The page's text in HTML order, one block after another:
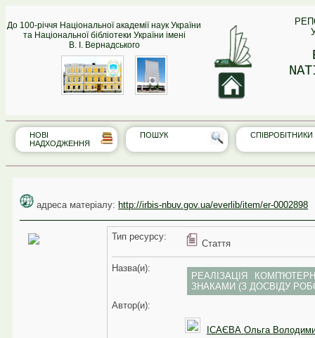
До 100-річчя Національної академії наук України
та Національної бібліотеки України імені
В. І. Вернадського
НОВІ
НАДХОДЖЕННЯ
ПОШУК СПІВРО‎БІТНИКИ
адреса матеріалу: http://irbis-nbuv.gov.ua/everlib/item/er-0002898
Тип реcурсу:
Стаття
Назва(и):
РЕАЛІЗАЦІЯ
ЗНАКАМИ (З ДОСВІДУ
Автор(и):
ІСАЄВА Ольга